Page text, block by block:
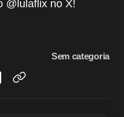
@lulaflix no X!
Sem categoria